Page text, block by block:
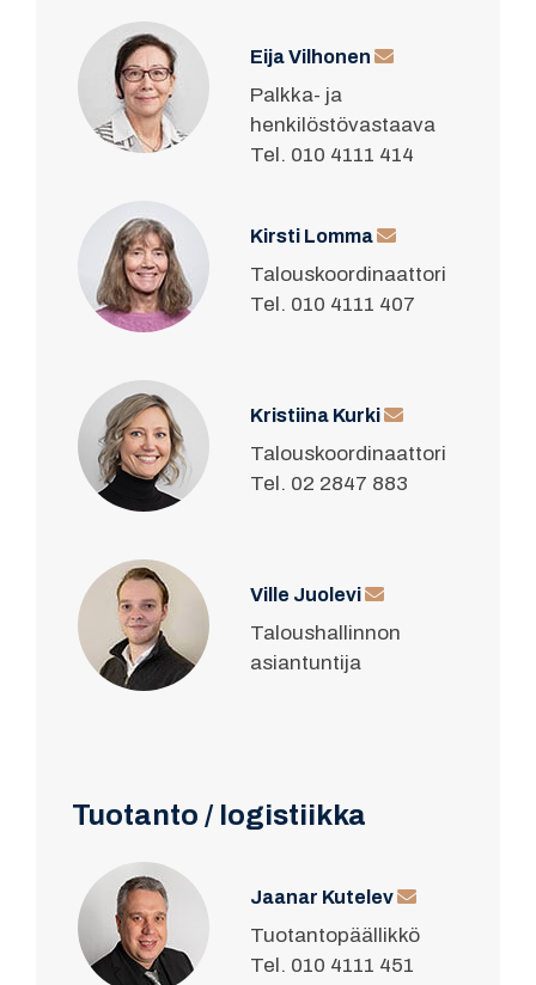
Eija Vilhonen
Palkka- ja
henkilöstövastaava
Tel. 010 4111 414
Kirsti Lomma
Talouskoordinaattori
Tel. 010 4111 407
Kristiina Kurki
Talouskoordinaattori
Tel. 02 2847 883
Ville Juolevi
Taloushallinnon
asiantuntija
Tuotanto / logistiikka
Jaanar Kutelev
Tuotantopäällikkö
Tel. 010 4111 451